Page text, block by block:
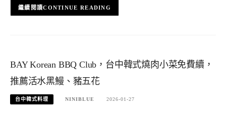
CONTINUE READING
BAY Korean BBQ Club，台中韓式燒肉小菜免費續，
推薦活水黑鰻、豬五花
台中韓式料理 NINIBLUE 2026-01-27